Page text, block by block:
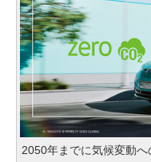
2050年までに気候変動